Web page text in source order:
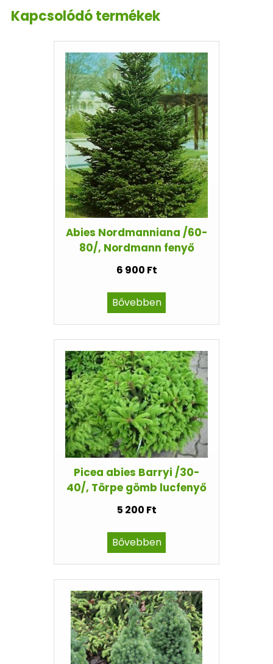
Kapcsolódó termékek
Abies Nordmanniana /60-
80/, Nordmann fenyő
6 900 Ft
Bővebben
Picea abies Barryi /30-
40/, Törpe gömb lucfenyő
5 200 Ft
Bővebben